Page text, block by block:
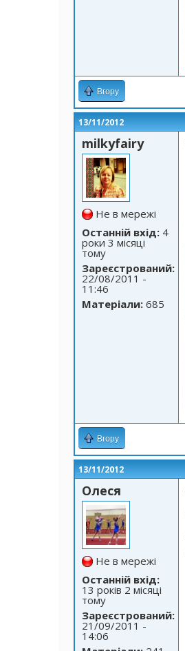
Вгору
13/11/2012
milkyfairy
Не в мережі
Останній вхід: 4
роки 3 місяці
тому
Зареєстрований:
22/08/2011 -
11:46
Матеріали: 685
Вгору
13/11/2012
Олеся
Не в мережі
Останній вхід:
13 років 2 місяці
тому
Зареєстрований:
21/09/2011 -
14:06